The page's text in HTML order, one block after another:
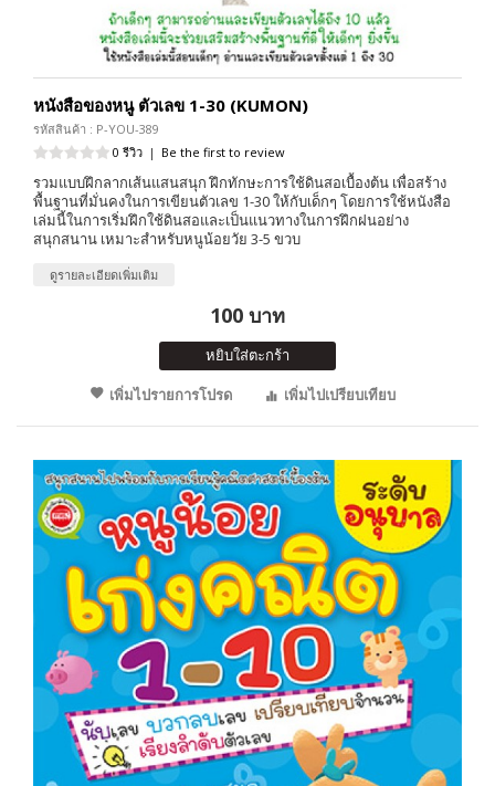
หนังสือของหนู ตัวเลข 1-30 (KUMON)
รหัสสินค้า : P-YOU-389
0 รีวิว | Be the first to review
รวมแบบฝึกลากเส้นแสนสนุก ฝึกทักษะการใช้ดินสอเบื้องต้น เพื่อสร้าง
พื้นฐานที่มั่นคงในการเขียนตัวเลข 1-30 ให้กับเด็กๆ โดยการใช้หนังสือ
เล่มนี้ในการเริ่มฝึกใช้ดินสอและเป็นแนวทางในการฝึกฝนอย่าง
สนุกสนาน เหมาะสำหรับหนูน้อยวัย 3-5 ขวบ
ดูรายละเอียดเพิ่มเติม
100 บาท
หยิบใส่ตะกร้า
เพิ่มไปรายการโปรด
เพิ่มไปเปรียบเทียบ